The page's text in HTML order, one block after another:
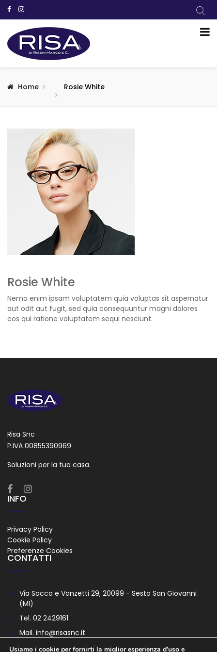
Home Rosie White
Rosie White
Nemo enim ipsam voluptatem quia voluptas sit aspernatur
aut odit aut fugit, sed quia consequuntur magni dolores
eos qui ratione voluptatem sequi nesciunt.
Risa Snc
P.IVA 00855390969
Soluzioni per la tua casa.
INFO
Privacy Policy
Cookie Policy
Preferenze Cookies
CONTATTI
Via Sacco e Vanzetti 29, 20099 - Sesto San Giovanni
(MI)
Tel. 02 2429161
Mail. info@risasnc.it
Usiamo i cookie per fornirti la miglior esperienza d'uso e